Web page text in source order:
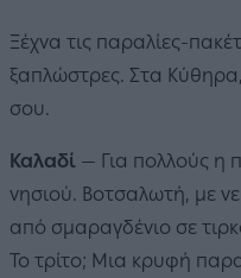
Ξέχνα τις παραλίες-
ξαπλώστρες. Στα
σου.
Καλαδί — Για πολλούς η
νησιού. Βοτσαλωτή, με
από σμαραγδένιο σε
Το τρίτο; Μια κρυφή